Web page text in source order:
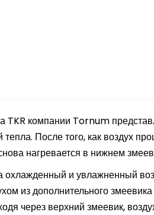
TKR компании Tornum
тепла. После того, как воздух
нагревается в нижнем
охлажденный и увлажненный
из дополнительного
через верхний змеевик,